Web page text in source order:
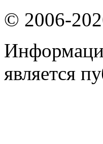
© 2006-
является